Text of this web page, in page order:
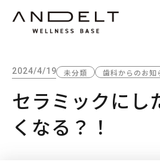
2024/4/19 未分類 歯科からのお知
セラミックにし
くなる？！